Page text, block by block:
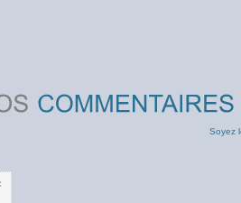
Soyez